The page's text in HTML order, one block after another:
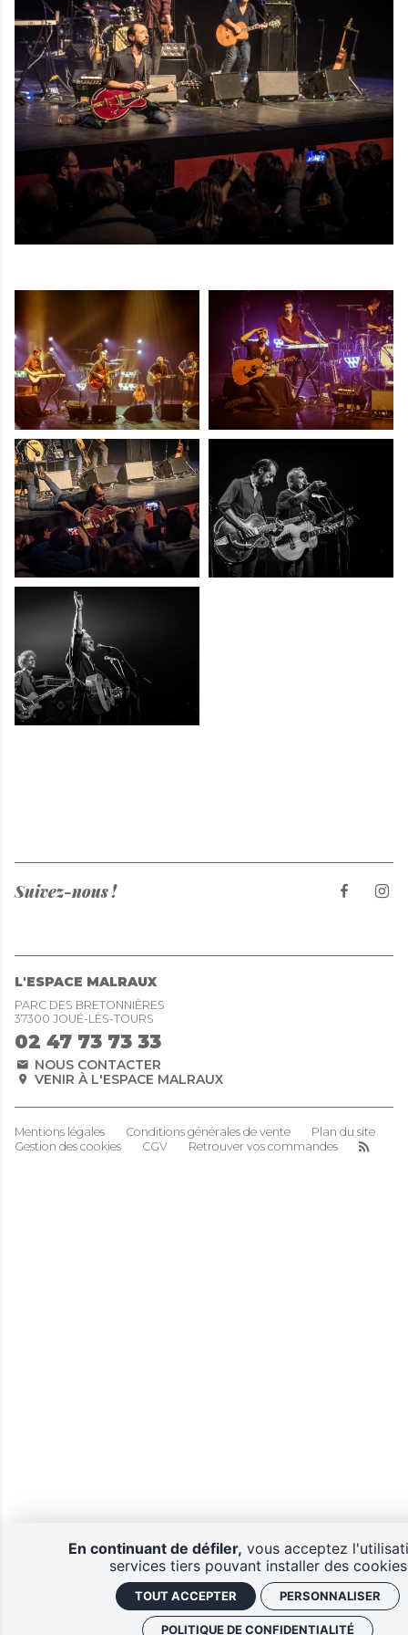
Suivez-nous !
L'ESPACE MALRAUX
PARC DES BRETONNIÈRES
37300 JOUÉ-LÈS-TOURS
02 47 73 73 33
NOUS CONTACTER
VENIR À L'ESPACE MALRAUX
Mentions légales Conditions générales de vente
Plan du site
Gestion des cookies
CGV Retrouver vos commandes
En continuant de défiler, vous acceptez
services tiers pouvant installer des cookies
TOUT ACCEPTER PERSONNALISER
POLITIQUE DE CONFIDENTIALITÉ